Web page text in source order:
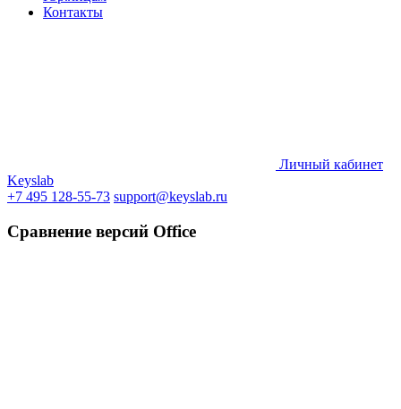
Контакты
Личный кабинет
Keyslab
+7 495 128-55-73 support@keyslab.ru
Сравнение версий Office